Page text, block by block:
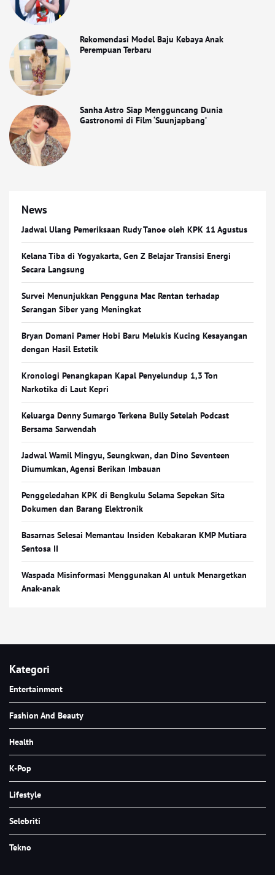
Rekomendasi Model Baju Kebaya Anak
Perempuan Terbaru
Sanha Astro Siap Mengguncang Dunia
Gastronomi di Film ‘Suunjapbang’
News
Jadwal Ulang Pemeriksaan Rudy Tanoe oleh KPK 11 Agustus
Kelana Tiba di Yogyakarta, Gen Z Belajar Transisi Energi
Secara Langsung
Survei Menunjukkan Pengguna Mac Rentan terhadap
Serangan Siber yang Meningkat
Bryan Domani Pamer Hobi Baru Melukis Kucing Kesayangan
dengan Hasil Estetik
Kronologi Penangkapan Kapal Penyelundup 1,3 Ton
Narkotika di Laut Kepri
Keluarga Denny Sumargo Terkena Bully Setelah Podcast
Bersama Sarwendah
Jadwal Wamil Mingyu, Seungkwan, dan Dino Seventeen
Diumumkan, Agensi Berikan Imbauan
Penggeledahan KPK di Bengkulu Selama Sepekan Sita
Dokumen dan Barang Elektronik
Basarnas Selesai Memantau Insiden Kebakaran KMP Mutiara
Sentosa II
Waspada Misinformasi Menggunakan AI untuk Menargetkan
Anak-anak
Kategori
Entertainment
Fashion And Beauty
Health
K-Pop
Lifestyle
Selebriti
Tekno